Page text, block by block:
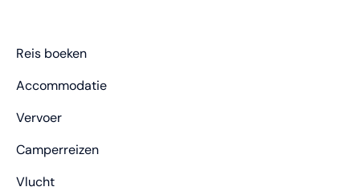
Reis boeken
Accommodatie
Vervoer
Camperreizen
Vlucht